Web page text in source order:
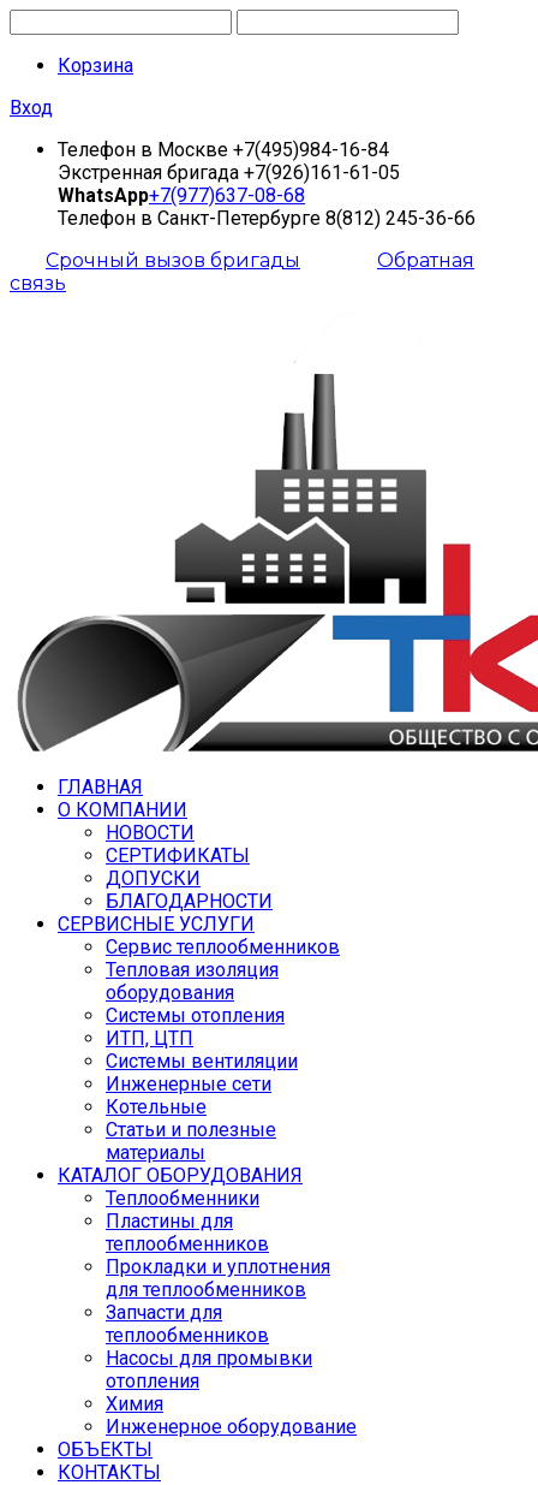
Корзина
Вход
Телефон в Москве +7(495)984-16-84
Экстренная бригада +7(926)161-61-05
WhatsApp+7(977)637-08-68
Телефон в Санкт-Петербурге 8(812) 245-36-66
Срочный вызов бригады
Обратная
связь
ГЛАВНАЯ
О КОМПАНИИ
НОВОСТИ
СЕРТИФИКАТЫ
ДОПУСКИ
БЛАГОДАРНОСТИ
СЕРВИСНЫЕ УСЛУГИ
Сервис теплообменников
Тепловая изоляция
оборудования
Системы отопления
ИТП, ЦТП
Системы вентиляции
Инженерные сети
Котельные
Статьи и полезные
материалы
КАТАЛОГ ОБОРУДОВАНИЯ
Теплообменники
Пластины для
теплообменников
Прокладки и уплотнения
для теплообменников
Запчасти для
теплообменников
Насосы для промывки
отопления
Химия
Инженерное оборудование
ОБЪЕКТЫ
КОНТАКТЫ